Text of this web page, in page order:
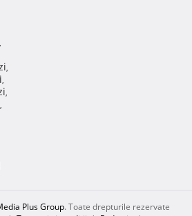
,
,
,
,
,
Plus Group. Toate drepturile rezervate